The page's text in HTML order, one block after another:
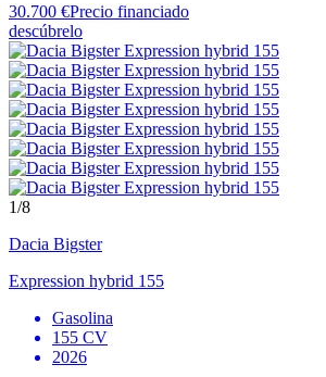
30.700 €Precio financiado
descúbrelo
1/8
Dacia Bigster
Expression hybrid 155
Gasolina
155 CV
2026